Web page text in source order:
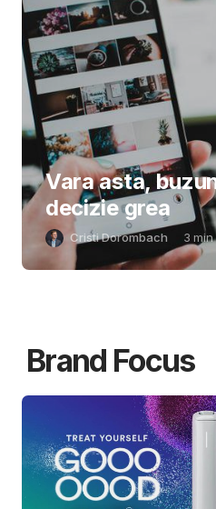
Vara asta,
decizie grea
Cristi Dorombach 3 min
Brand Focus